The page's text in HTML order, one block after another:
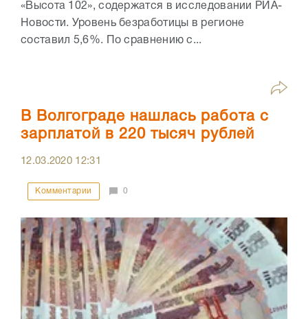
«Высота 102», содержатся в исследовании РИА-
Новости. Уровень безработицы в регионе
составил 5,6%. По сравнению с...
В Волгограде нашлась работа с
зарплатой в 220 тысяч рублей
12.03.2020 12:31
Комментарии 0